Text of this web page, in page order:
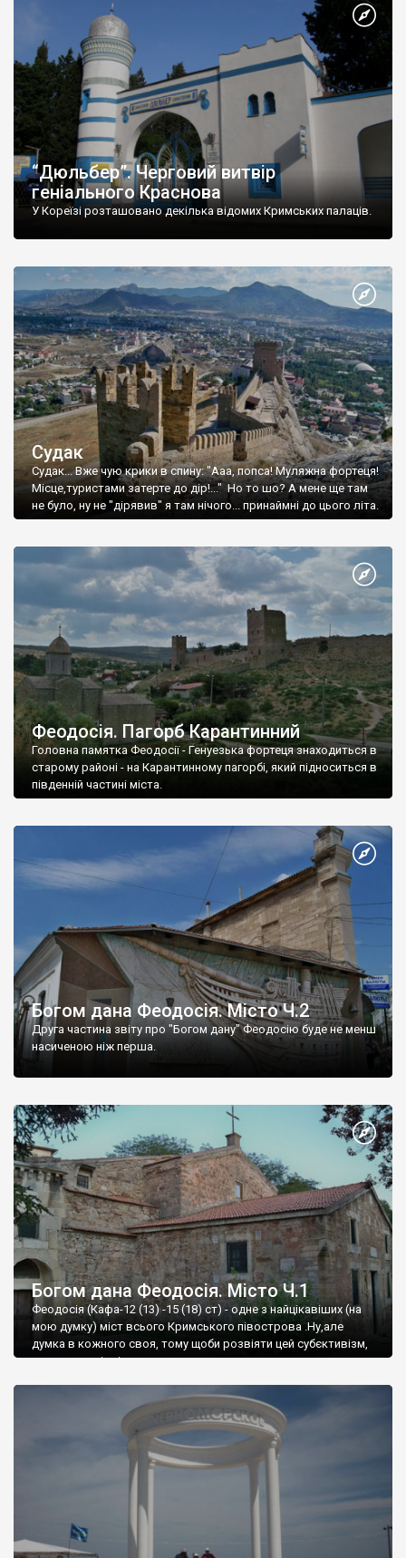
“Дюльбер”. Черговий витвір
геніального Краснова
У Кореїзі розташовано декілька відомих Кримських палаців.
Судак
Судак... Вже чую крики в спину: "Ааа, попса! Муляжна фортеця!
Місце,туристами затерте до дір!..." Но то шо? А мене ще там
не було, ну не "дірявив" я там нічого... принаймні до цього літа.
Феодосія. Пагорб Карантинний
Головна памятка Феодосії - Генуезька фортеця знаходиться в
старому районі - на Карантинному пагорбі, який підноситься в
південній частині міста.
Богом дана Феодосія. Місто Ч.2
Друга частина звіту про "Богом дану" Феодосію буде не менш
насиченою ніж перша.
Богом дана Феодосія. Місто Ч.1
Феодосія (Кафа-12 (13) -15 (18) ст) - одне з найцікавіших (на
мою думку) міст всього Кримського півострова .Ну,але
думка в кожного своя, тому щоби розвіяти цей субєктивізм,
запрошую відвідати це